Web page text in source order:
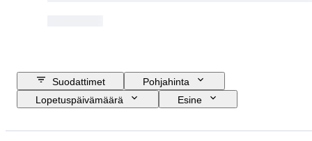
Suodattimet
Pohjahinta
Lopetuspäivämäärä
Esine